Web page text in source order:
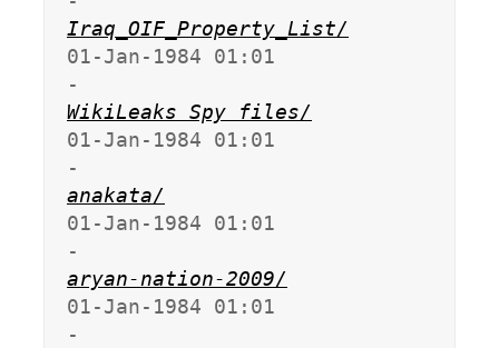
Iraq_OIF_Property_List/
01-Jan-1984 01:01
WikiLeaks Spy files/
01-Jan-1984 01:01
anakata/
01-Jan-1984 01:01
aryan-nation-2009/
01-Jan-1984 01:01